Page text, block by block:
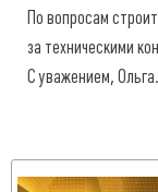
По вопросам
за техническими
С уважением, Ольга.